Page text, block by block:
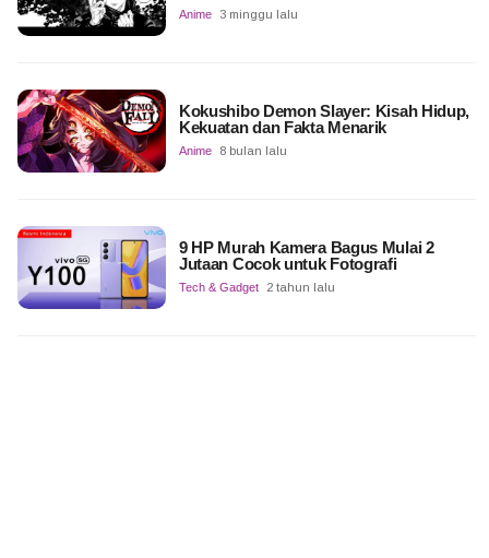
Anime 3 minggu lalu
Kokushibo Demon Slayer: Kisah Hidup,
Kekuatan dan Fakta Menarik
Anime 8 bulan lalu
9 HP Murah Kamera Bagus Mulai 2
Jutaan Cocok untuk Fotografi
Tech & Gadget 2 tahun lalu